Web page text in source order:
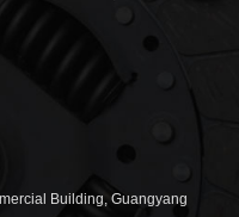
Building, Guangyang